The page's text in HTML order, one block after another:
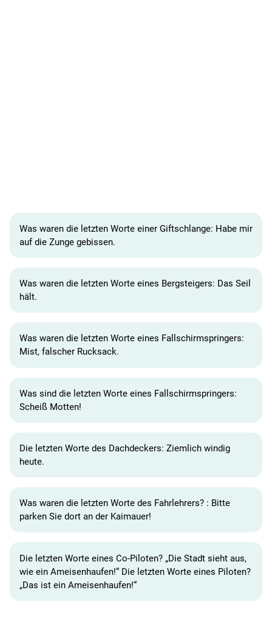
Was waren die letzten Worte einer Giftschlange: Habe mir
auf die Zunge gebissen.
Was waren die letzten Worte eines Bergsteigers: Das Seil
hält.
Was waren die letzten Worte eines Fallschirmspringers:
Mist, falscher Rucksack.
Was sind die letzten Worte eines Fallschirmspringers:
Scheiß Motten!
Die letzten Worte des Dachdeckers: Ziemlich windig
heute.
Was waren die letzten Worte des Fahrlehrers? : Bitte
parken Sie dort an der Kaimauer!
Die letzten Worte eines Co-Piloten? „Die Stadt sieht aus,
wie ein Ameisenhaufen!“ Die letzten Worte eines Piloten?
„Das ist ein Ameisenhaufen!“